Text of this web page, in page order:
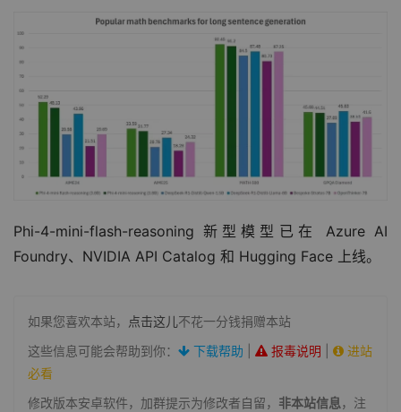
Phi-4-mini-flash-reasoning 新型模型已在 Azure AI
Foundry、NVIDIA API Catalog 和 Hugging Face 上线。
如果您喜欢本站， 点击这儿不花一分钱捐赠本站
这些信息可能会帮助到你：
下载帮助 报毒说明
进站
必看
修改版本安卓软件，加群提示为修改者自留， 非本站信息，注